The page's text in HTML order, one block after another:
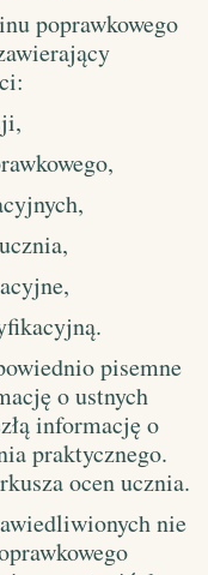
poprawkowego
pisemne
o ustnych
informację o
praktycznego.
ocen ucznia.
nie